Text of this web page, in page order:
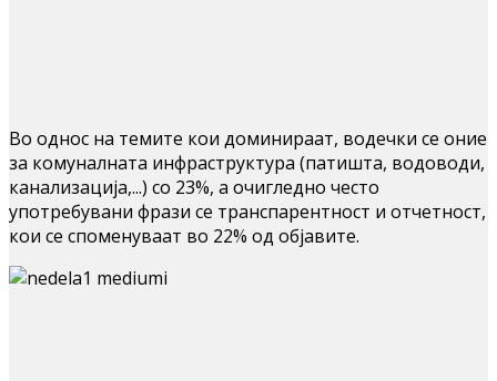
Во однос на темите кои доминираат, водечки се оние
за комуналната инфраструктура (патишта, водоводи,
канализација,...) со 23%, а очигледно често
употребувани фрази се транспарентност и отчетност,
кои се споменуваат во 22% од објавите.